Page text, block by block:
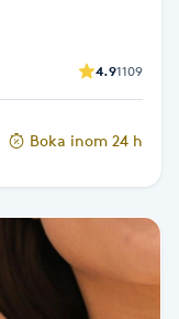
4.91109
Boka inom 24 h